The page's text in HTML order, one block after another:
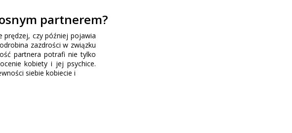
partnerem?
prędzej, czy później pojawia
zazdrości w związku
partnera potrafi nie tylko
kobiety i jej psychice.
siebie kobiecie i